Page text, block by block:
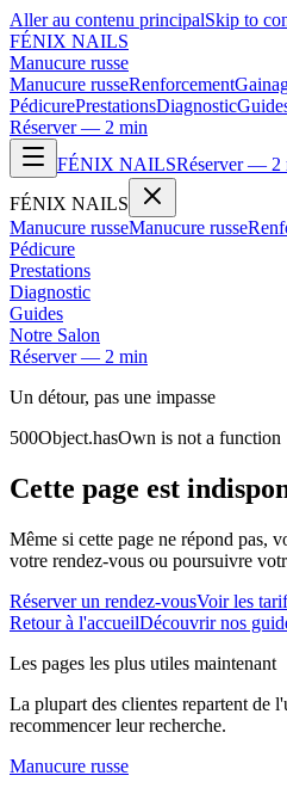
Aller au contenu principalSkip to
FÉNIX NAILS
Manucure russe
Manucure russeRenforcement
PédicurePrestationsDiagnostic
Réserver — 2 min
FÉNIX NAILSRéserver — 2
FÉNIX NAILS
Manucure russeManucure russe
Pédicure
Prestations
Diagnostic
Guides
Notre Salon
Réserver — 2 min
Un détour, pas une impasse
500Object.hasOwn is not a function
Cette page est
Même si cette page ne répond pas,
votre rendez-vous ou poursuivre
Réserver un rendez-vousVoir les
Retour à l'accueilDécouvrir nos
Les pages les plus utiles maintenant
La plupart des clientes repartent de
recommencer leur recherche.
Manucure russe